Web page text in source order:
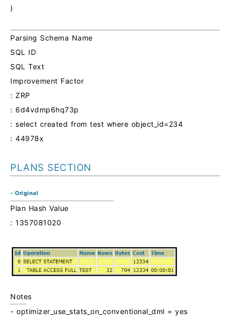
)
Parsing Schema Name
SQL ID
SQL Text
Improvement Factor
: ZRP
: 6d4vdmp6hq73p
: select created from test where object_id=234
: 44978x
PLANS SECTION
- Original
Plan Hash Value
: 1357081020
Notes
- optimizer_use_stats_on_conventional_dml = yes